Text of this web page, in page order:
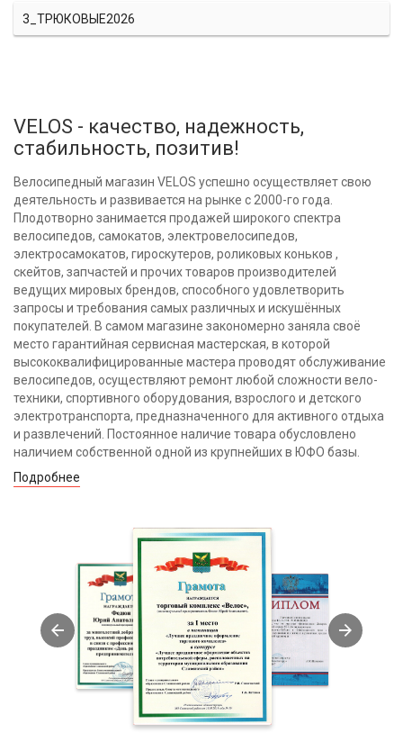
3_ТРЮКОВЫЕ2026
VELOS - качество, надежность,
стабильность, позитив!
Велосипедный магазин VELOS успешно осуществляет свою
деятельность и развивается на рынке с 2000-го года.
Плодотворно занимается продажей широкого спектра
велосипедов, самокатов, электровелосипедов,
электросамокатов, гироскутеров, роликовых коньков ,
скейтов, запчастей и прочих товаров производителей
ведущих мировых брендов, способного удовлетворить
запросы и требования самых различных и искушённых
покупателей. В самом магазине закономерно заняла своё
место гарантийная сервисная мастерская, в которой
высококвалифицированные мастера проводят обслуживание
велосипедов, осуществляют ремонт любой сложности вело-
техники, спортивного оборудования, взрослого и детского
электротранспорта, предназначенного для активного отдыха
и развлечений. Постоянное наличие товара обусловлено
наличием собственной одной из крупнейших в ЮФО базы.
Подробнее